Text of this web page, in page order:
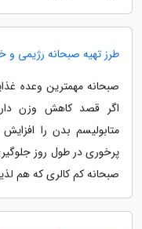
طرز تهیه صبحانه رژیمی و
صبحانه مهمترین وعده
اگر قصد کاهش وزن
متابولیسم بدن را
پرخوری در طول روز
صبحانه کم کالری که هم